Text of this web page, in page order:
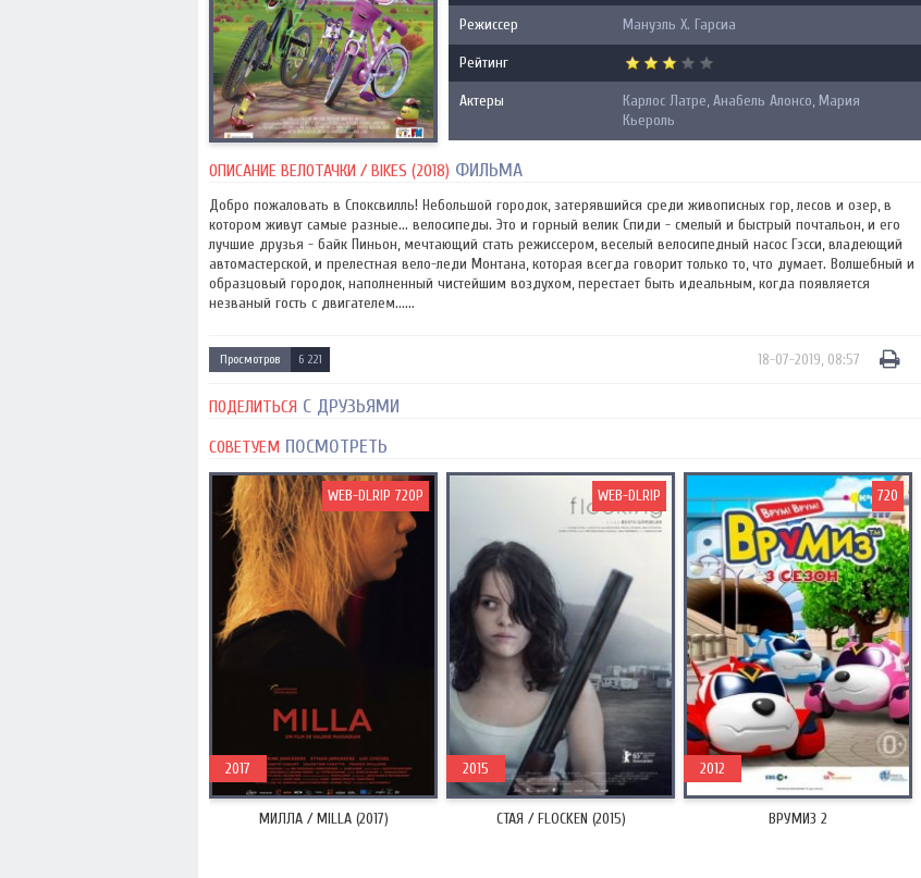
Режиссер Мануэль Х. Гарсиа
Рейтинг
Актеры
Карлос Латре, Анабель Алонсо, Мария
Кьероль
ОПИСАНИЕ ВЕЛОТАЧКИ / BIKES (2018) ФИЛЬМА
Добро пожаловать в Споксвилль! Небольшой городок, затерявшийся среди живописных гор, лесов и озер, в
котором живут самые разные... велосипеды. Это и горный велик Спиди - смелый и быстрый почтальон, и его
лучшие друзья - байк Пиньон, мечтающий стать режиссером, веселый велосипедный насос Гэсси, владеющий
автомастерской, и прелестная вело-леди Монтана, которая всегда говорит только то, что думает. Волшебный и
образцовый городок, наполненный чистейшим воздухом, перестает быть идеальным, когда появляется
незваный гость с двигателем......
Просмотров 6 221 18-07-2019, 08:57
ПОДЕЛИТЬСЯ С ДРУЗЬЯМИ
СОВЕТУЕМ ПОСМОТРЕТЬ
МИЛЛА / MILLA (2017)
2017
WEB-DLRIP 720P
СТАЯ / FLOCKEN (2015)
2015
WEB-DLRIP
ВРУМИЗ 2
2012
720